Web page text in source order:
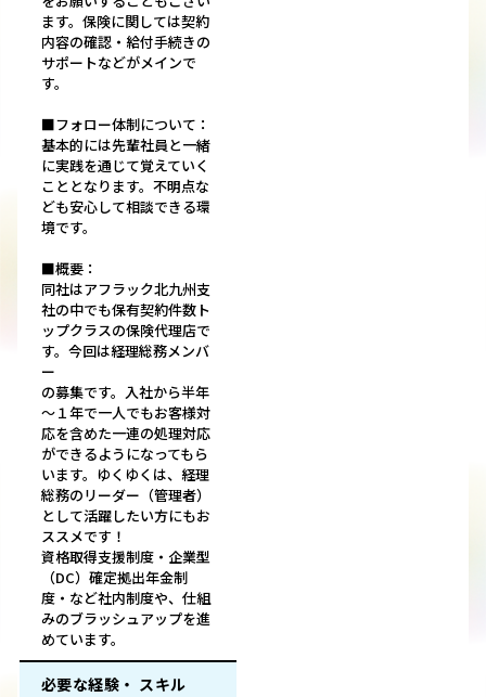
ます。保険に関しては契約
内容の確認・給付手続きの
サポートなどがメインで
す。
■フォロー体制について：
基本的には先輩社員と一緒
に実践を通じて覚えていく
こととなります。不明点な
ども安心して相談できる環
境です。
■概要：
同社はアフラック北九州支
社の中でも保有契約件数ト
ップクラスの保険代理店で
す。今回は経理総務メンバ
ー
の募集です。入社から半年
～１年で一人でもお客様対
応を含めた一連の処理対応
ができるようになってもら
います。ゆくゆくは、経理
総務のリーダー（管理者）
として活躍したい方にもお
ススメです！
資格取得支援制度・企業型
（DC）確定拠出年金制
度・など社内制度や、仕組
みのブラッシュアップを進
めています。
必要な経験・ スキル